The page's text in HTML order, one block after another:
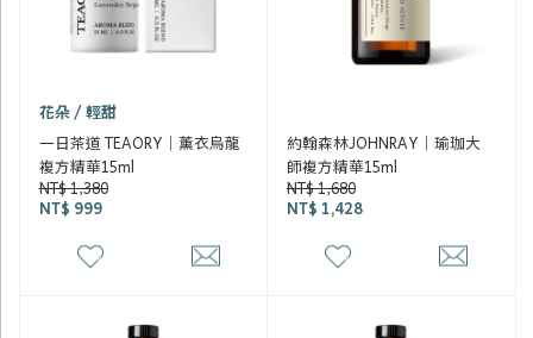
花朵 / 輕甜
一日茶道 TEAORY｜薰衣烏龍
複方精華15ml
NT$ 1,380
NT$ 999
約翰森林JOHNRAY｜瑜珈大
師複方精華15ml
NT$ 1,680
NT$ 1,428